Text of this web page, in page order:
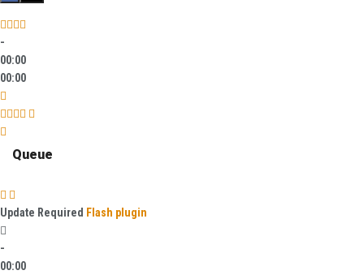
-
00:00
00:00
Queue
Update Required Flash plugin
-
00:00